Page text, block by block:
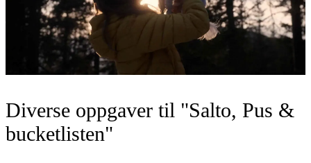
Diverse oppgaver til "Salto, Pus &
bucketlisten"